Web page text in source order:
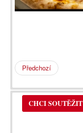
Předchozí
CHCI SOUTĚŽIT